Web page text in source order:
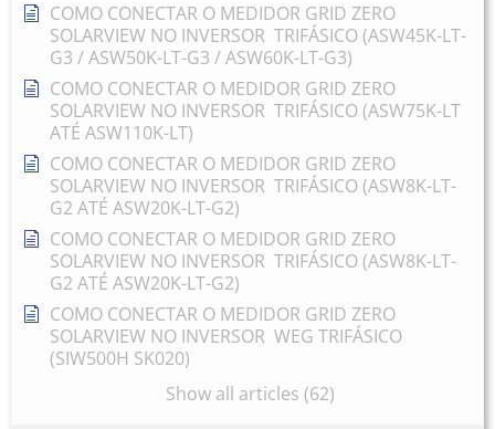
COMO CONECTAR O MEDIDOR GRID ZERO
SOLARVIEW NO INVERSOR TRIFÁSICO (ASW45K-LT-
G3 / ASW50K-LT-G3 / ASW60K-LT-G3)
COMO CONECTAR O MEDIDOR GRID ZERO
SOLARVIEW NO INVERSOR TRIFÁSICO (ASW75K-LT
ATÉ ASW110K-LT)
COMO CONECTAR O MEDIDOR GRID ZERO
SOLARVIEW NO INVERSOR TRIFÁSICO (ASW8K-LT-
G2 ATÉ ASW20K-LT-G2)
COMO CONECTAR O MEDIDOR GRID ZERO
SOLARVIEW NO INVERSOR TRIFÁSICO (ASW8K-LT-
G2 ATÉ ASW20K-LT-G2)
COMO CONECTAR O MEDIDOR GRID ZERO
SOLARVIEW NO INVERSOR WEG TRIFÁSICO
(SIW500H SK020)
Show all articles (62)